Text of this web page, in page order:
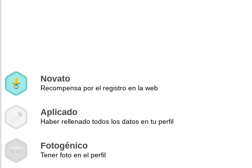
Novato
Recompensa por el registro en la web
Aplicado
Haber rellenado todos los datos en tu perfil
Fotogénico
Tener foto en el perfil